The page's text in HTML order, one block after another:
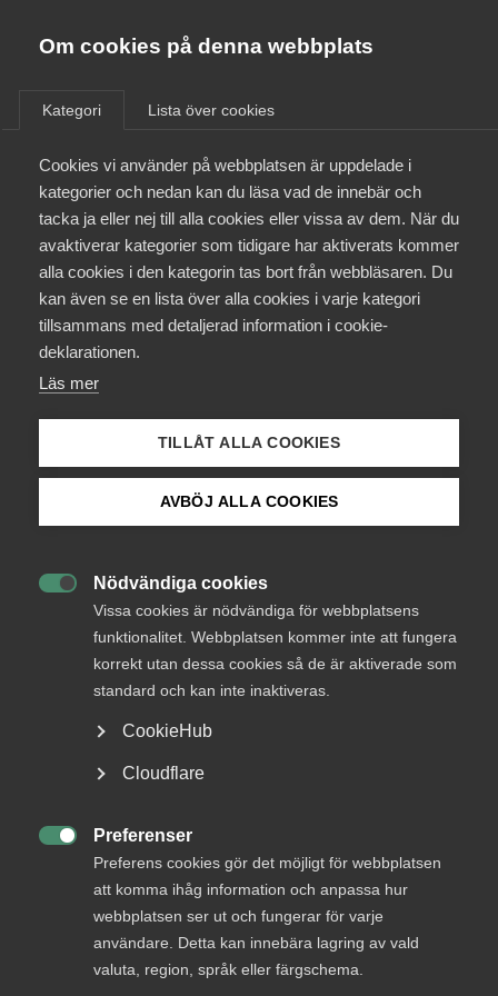
Om cookies på denna webbplats
Kategori Lista över cookies
Cookies vi använder på webbplatsen är uppdelade i
kategorier och nedan kan du läsa vad de innebär och
tacka ja eller nej till alla cookies eller vissa av dem. När du
avaktiverar kategorier som tidigare har aktiverats kommer
alla cookies i den kategorin tas bort från webbläsaren. Du
kan även se en lista över alla cookies i varje kategori
tillsammans med detaljerad information i cookie-
deklarationen.
Läs mer
TILLÅT ALLA COOKIES
AVBÖJ ALLA COOKIES
Nödvändiga cookies
Vissa cookies är nödvändiga för webbplatsens
funktionalitet. Webbplatsen kommer inte att fungera
korrekt utan dessa cookies så de är aktiverade som
standard och kan inte inaktiveras.
CookieHub
Cloudflare
Preferenser
Preferens cookies gör det möjligt för webbplatsen
att komma ihåg information och anpassa hur
webbplatsen ser ut och fungerar för varje
användare. Detta kan innebära lagring av vald
valuta, region, språk eller färgschema.
Almega Utbildning
Innovations­företagen
Kompetens­företagen
Medie­företagen
Säkerhets­företagen
Tåg­företagen
Om Almega
Aktuellt
Medlemskapet
Mina sidor
Kurser & utbildningar
Logga in på Arbetsgivarguiden
Sök på almega.se
Cookie-inställningar
Kontakta Almega
Sök rätt kontaktperson här. Medlem som söker rådgivning?
Logga in i Arbetsgivarguiden!
Sök på namn, roll, sakområde eller organisation
Många söker
Rådgivning
Som medlem är du välkommen att kontakta våra
arbetsrättsexperter.
Arbetsgivarguiden.
Kontakta rådgivningen
Medlemsservice
som avgiftsfrågor, medlemsintyg och
uppgiftsändringar?
Kontakta Almegas medlemsservice
Växel
Är du osäker på vem du ska kontakta? Ring vår
växel så hjälper vi dig vidare:
08-762 69 00
Adresser, kontor och regioner
Hitta kontaktuppgifter samt adress till våra
Vanliga frågor